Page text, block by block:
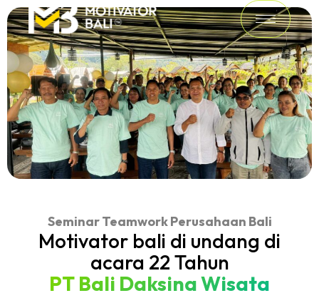
Seminar Teamwork Perusahaan Bali
Motivator bali di undang di
acara 22 Tahun
PT Bali Daksina Wisata